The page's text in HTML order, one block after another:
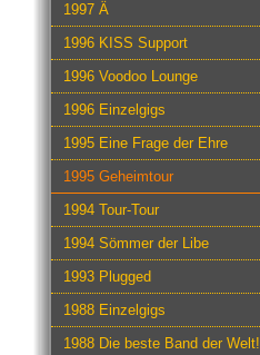
1997 Ä
1996 KISS Support
1996 Voodoo Lounge
1996 Einzelgigs
1995 Eine Frage der Ehre
1995 Geheimtour
1994 Tour-Tour
1994 Sömmer der Libe
1993 Plugged
1988 Einzelgigs
1988 Die beste Band der Welt!